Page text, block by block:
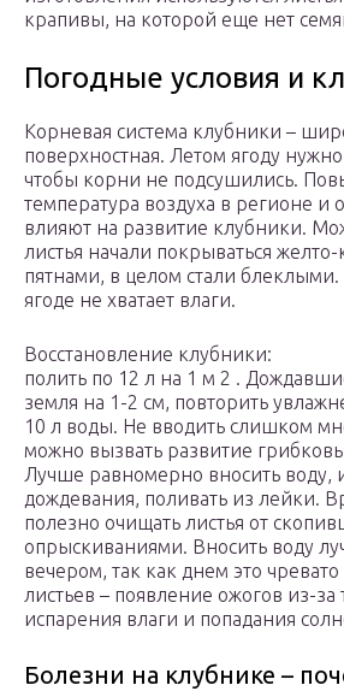
крапивы, на которой еще нет
Погодные условия и
Корневая система клубники –
поверхностная. Летом ягоду нужно
чтобы корни не подсушились.
температура воздуха в регионе и
влияют на развитие клубники.
листья начали покрываться
пятнами, в целом стали блеклыми.
ягоде не хватает влаги.
Восстановление клубники:
полить по 12 л на 1 м 2 .
земля на 1-2 см, повторить
10 л воды. Не вводить слишком
можно вызвать развитие
Лучше равномерно вносить воду,
дождевания, поливать из лейки.
полезно очищать листья от
опрыскиваниями. Вносить воду
вечером, так как днем это
листьев – появление ожогов из-за
испарения влаги и попадания
Болезни на клубнике –